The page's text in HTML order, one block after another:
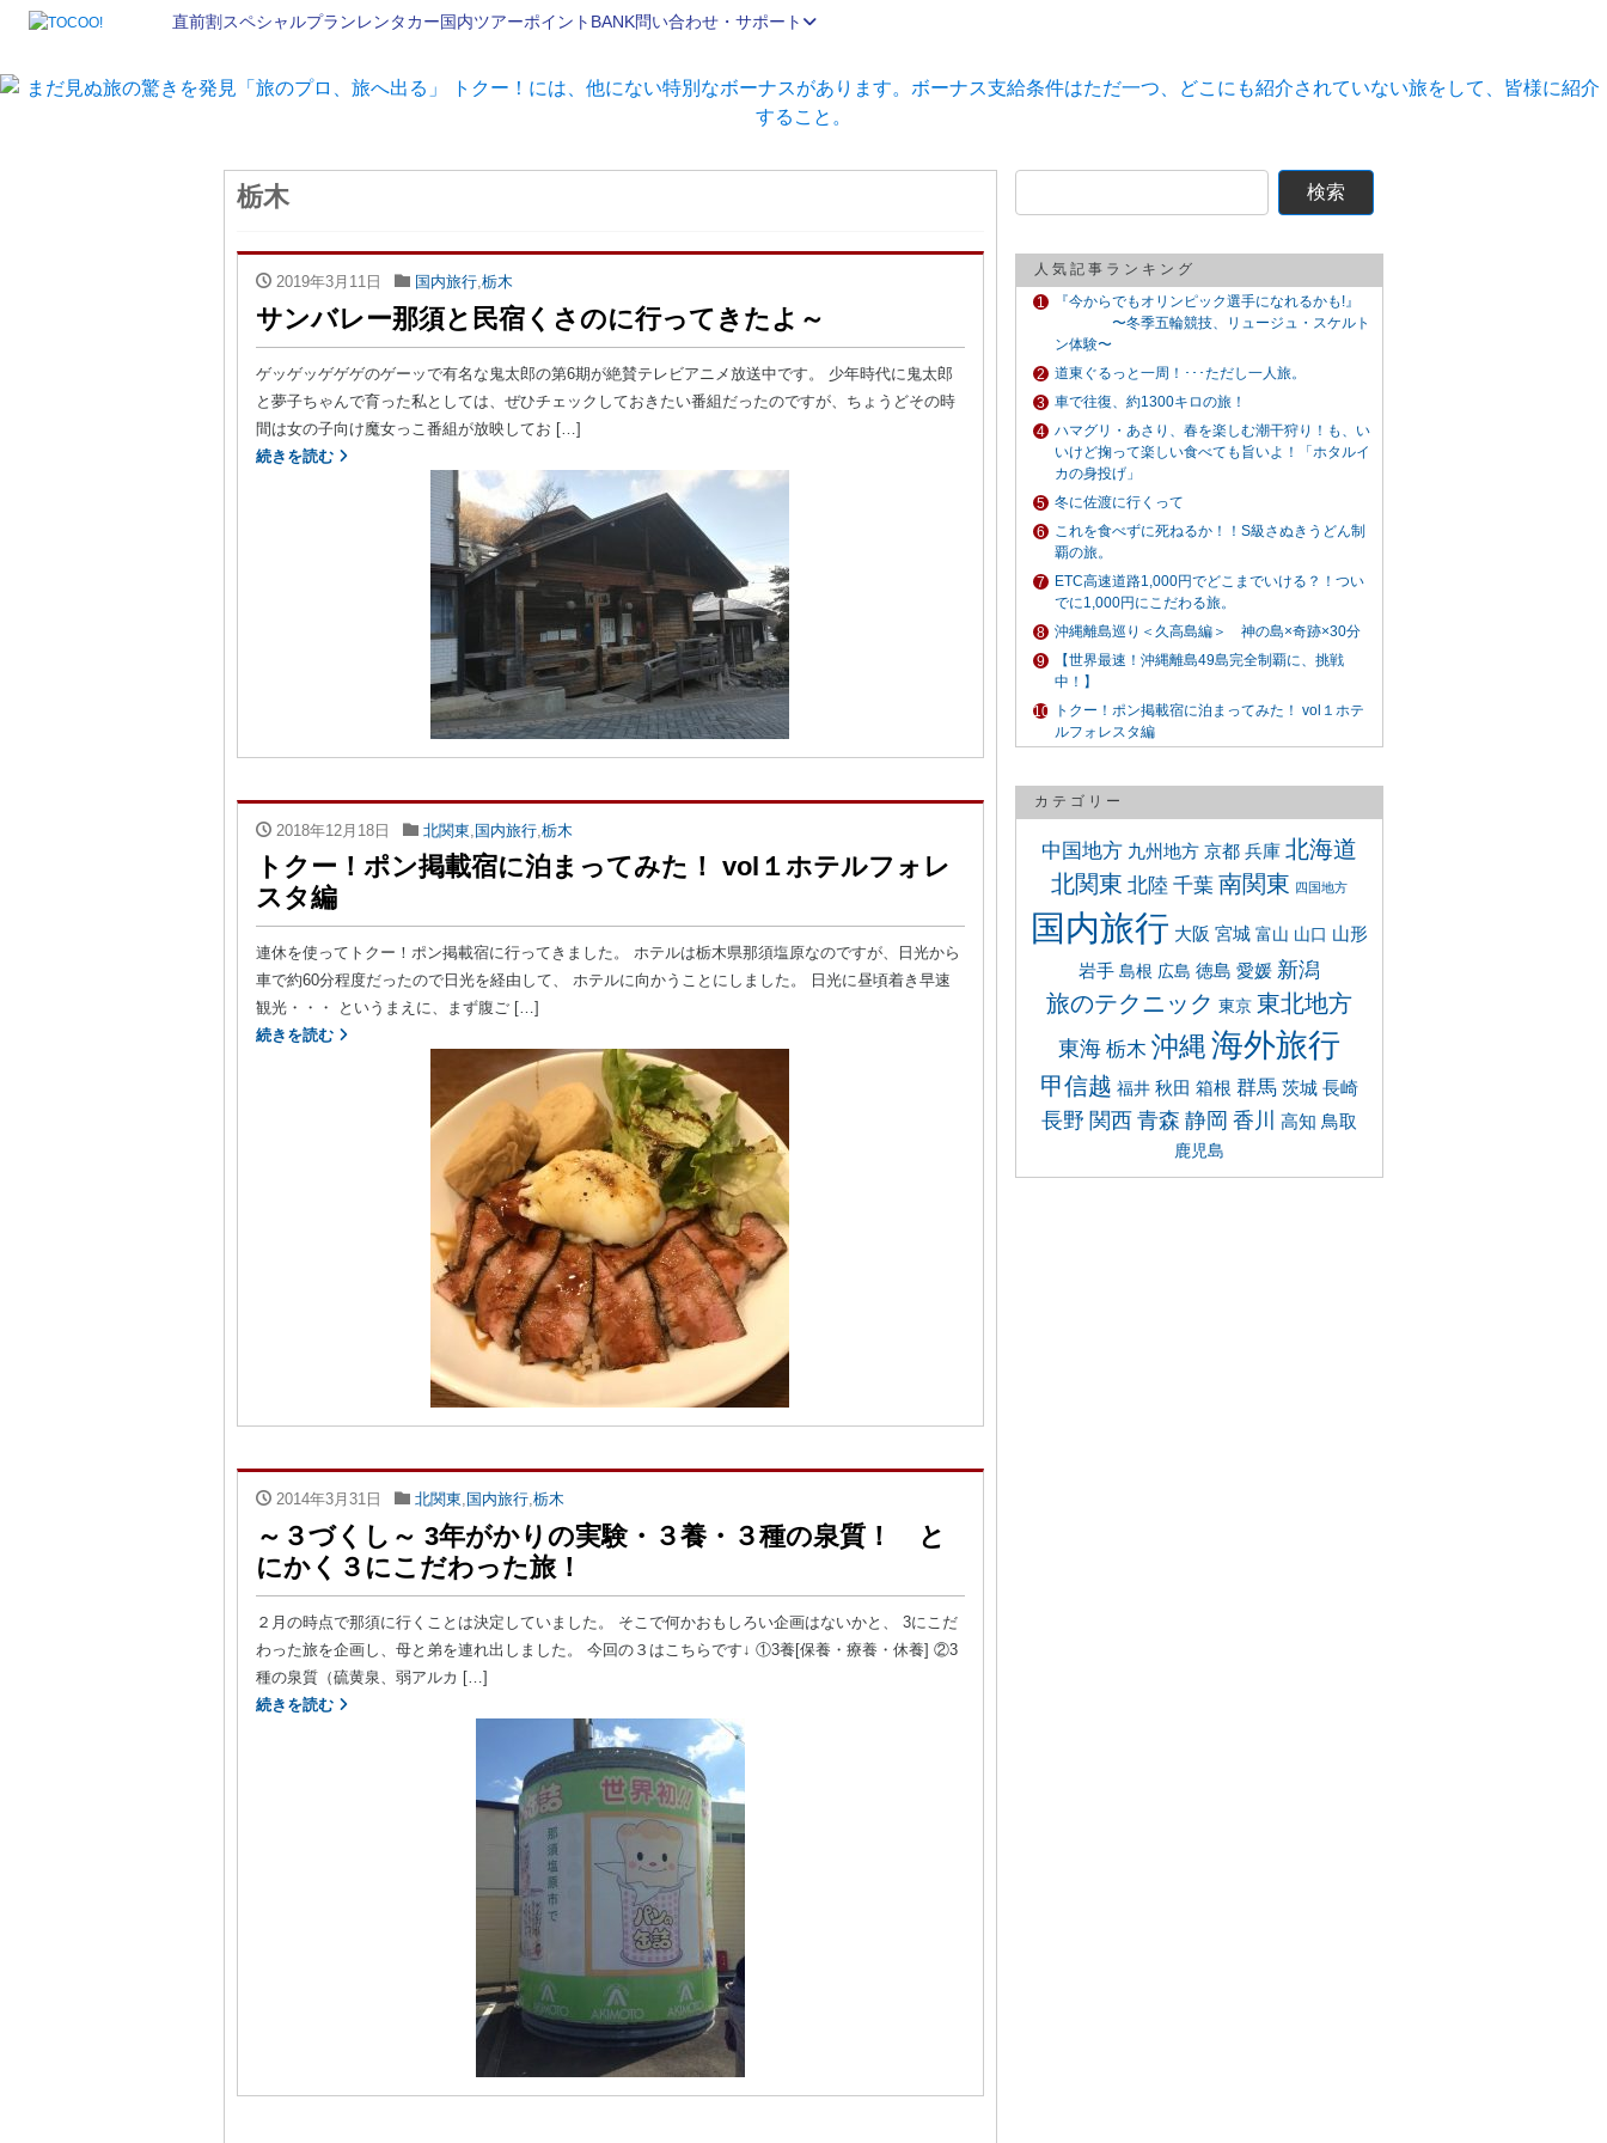
直前割 スペシャルプランレンタカー国内ツアーポイントBANK問い合わせ・サポート
栃木
2019年3月11日 国内旅行,栃木
サンバレー那須と民宿くさのに行ってきたよ～
ゲッゲッゲゲゲのゲーッで有名な鬼太郎の第6期が絶賛テレビアニメ放送中です。 少年時代に鬼太郎
と夢子ちゃんで育った私としては、ぜひチェックしておきたい番組だったのですが、ちょうどその時
間は女の子向け魔女っこ番組が放映してお […]
続きを読む
2018年12月18日 北関東 国内旅行, 栃木
トクー！ポン掲載宿に泊まってみた！ vol１ホテルフォレ
スタ編
連休を使ってトクー！ポン掲載宿に行ってきました。 ホテルは栃木県那須塩原なのですが、日光から
車で約60分程度だったので日光を経由して、 ホテルに向かうことにしました。 日光に昼頃着き早速
観光・・・ というまえに、まず腹ご […]
続きを読む
2014年3月31日 北関東, 国内旅行,栃木
～３づくし～ 3年がかりの実験・３養・３種の泉質！ と
にかく３にこだわった旅！
２月の時点で那須に行くことは決定していました。 そこで何かおもしろい企画はないかと、 3にこだ
わった旅を企画し、母と弟を連れ出しました。 今回の３はこちらです↓ ①3養[保養・療養・休養] ②3
種の泉質（硫黄泉、弱アルカ […]
続きを読む
索:
人気記事ランキング
『今からでもオリンピック選手になれるかも!』
〜冬季五輪競技、リュージュ・スケルト
ン体験〜
道東ぐるっと一周！･･･ただし一人旅。
車で往復、約1300キロの旅！
ハマグリ・あさり、春を楽しむ潮干狩り！も、い
いけど掬って楽しい食べても旨いよ！「ホタルイ
カの身投げ」
冬に佐渡に行くって
これを食べずに死ねるか！！S級さぬきうどん制
覇の旅。
ETC高速道路1,000円でどこまでいける？！つい
でに1,000円にこだわる旅。
沖縄離島巡り＜久高島編＞ 神の島×奇跡×30分
【世界最速！沖縄離島49島完全制覇に、挑戦
中！】
トクー！ポン掲載宿に泊まってみた！ vol１ホテ
ルフォレスタ編
カテゴリー
中国地方 九州地方 京都 兵庫 北海道
北関東 北陸 千葉 南関東 四国地方
国内旅行 大阪 宮城 富山 山口 山形
岩手 島根 広島 徳島 愛媛 新潟
旅のテクニック 東京 東北地方
東海 栃木 沖縄海外旅行
甲信越 福井 秋田 箱根 群馬 茨城 長崎
長野 関西 青森 静岡 香川 高知 鳥取
鹿児島